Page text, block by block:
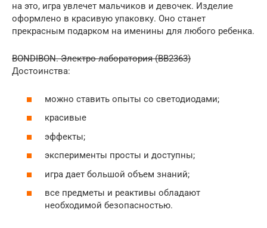
на это, игра увлечет мальчиков и девочек. Изделие
оформлено в красивую упаковку. Оно станет
прекрасным подарком на именины для любого ребенка.
BONDIBON. Электро лаборатория (ВВ2363)
Достоинства:
можно ставить опыты со светодиодами;
красивые
эффекты;
эксперименты просты и доступны;
игра дает большой объем знаний;
все предметы и реактивы обладают
необходимой безопасностью.